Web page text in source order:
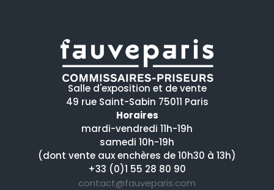
Salle d'exposition et de vente
49 rue Saint-Sabin 75011 Paris
Horaires
mardi-vendredi 11h-19h
samedi 10h-19h
(dont vente aux enchères de 10h30 à 13h)
+33 (0)1 55 28 80 90
contact@fauveparis.com